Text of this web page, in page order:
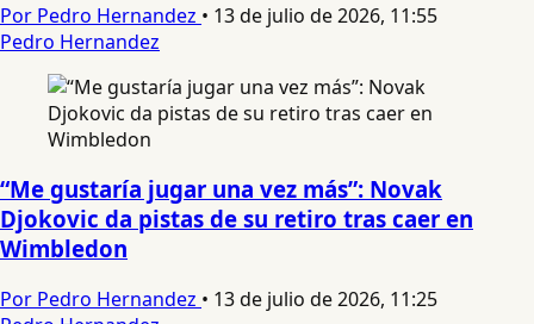
Por Pedro Hernandez • 13 de julio de 2026, 11:55
Pedro Hernandez
“Me gustaría jugar una vez más”: Novak
Djokovic da pistas de su retiro tras caer en
Wimbledon
Por Pedro Hernandez • 13 de julio de 2026, 11:25